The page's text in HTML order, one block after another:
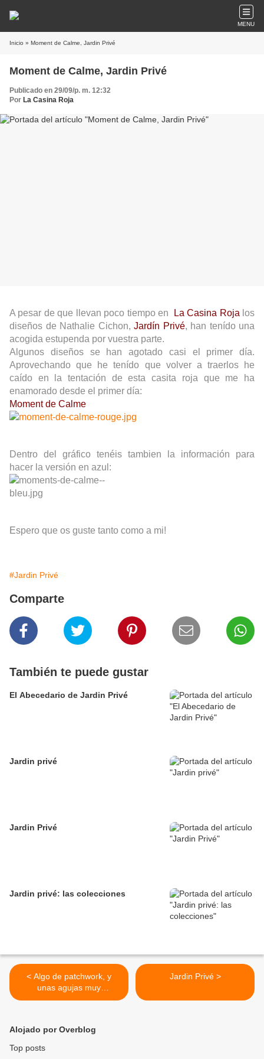
MENU
Inicio » Moment de Calme, Jardin Privé
Moment de Calme, Jardin Privé
Publicado en 29/09/p. m. 12:32
Por La Casina Roja
A pesar de que llevan poco tiempo en La Casina Roja los
diseños de Nathalie Cichon, Jardín Privé, han tenído una
acogida estupenda por vuestra parte.
Algunos diseños se han agotado casi el primer día.
Aprovechando que he tenído que volver a traerlos he
caído en la tentación de esta casita roja que me ha
enamorado desde el primer día:
Moment de Calme
Dentro del gráfico tenéis tambien la información para
hacer la versión en azul:
Espero que os guste tanto como a mi!
#Jardin Privé
Comparte
También te puede gustar
El Abecedario de Jardin Privé
Jardin privé
Jardin Privé
Jardin privé: las colecciones
< Algo de patchwork, y
unas agujas muy
especiales
Jardin Privé >
Alojado por Overblog
Top posts